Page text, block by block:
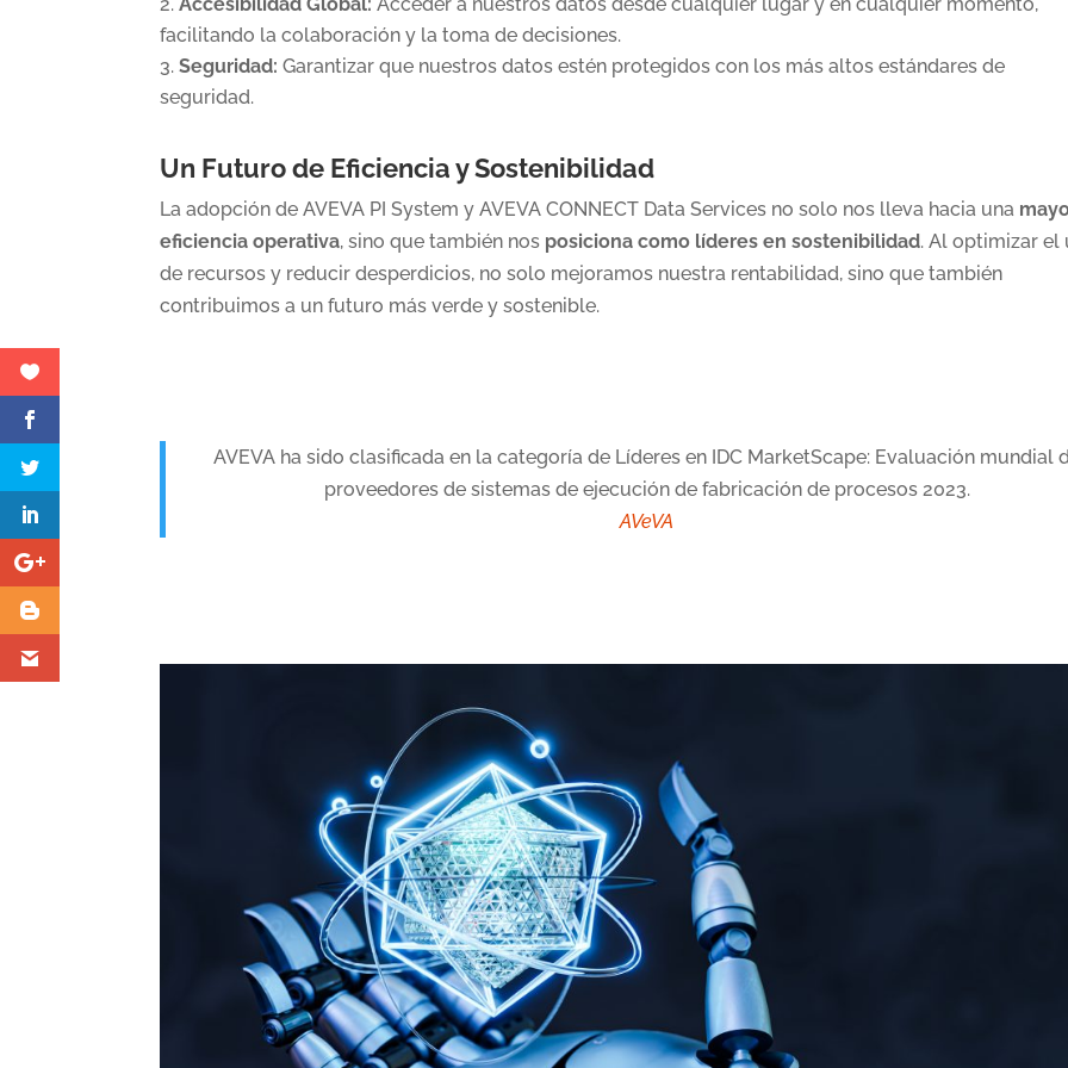
facilitando la colaboración y la toma de decisiones.
Seguridad: Garantizar que nuestros datos estén protegidos con los más altos estándares de
seguridad.
Un Futuro de Eficiencia y Sostenibilidad
La adopción de AVEVA PI System y AVEVA CONNECT Data Services no solo nos lleva hacia una
eficiencia operativa, sino que también nos posiciona como líderes en sostenibilidad. Al optimizar el
de recursos y reducir desperdicios, no solo mejoramos nuestra rentabilidad, sino que también
contribuimos a un futuro más verde y sostenible.
AVEVA ha sido clasificada en la categoría de Líderes en IDC MarketScape: Evaluación mundial
proveedores de sistemas de ejecución de fabricación de procesos 2023.
AVeVA